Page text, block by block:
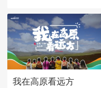
我在高原看远方